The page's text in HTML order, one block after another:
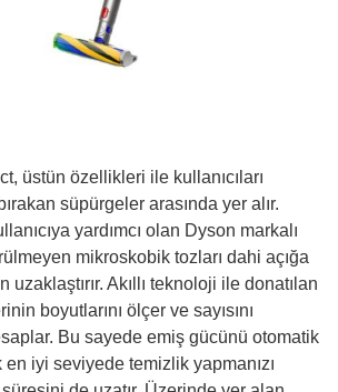
üstün özellikleri ile kullanıcıları
süpürgeler arasında yer alır.
yardımcı olan Dyson markalı
mikroskobik tozları dahi açığa
uzaklaştırır. Akıllı teknoloji ile donatılan
boyutlarını ölçer ve sayısını
Bu sayede emiş gücünü otomatik
iyi seviyede temizlik yapmanızı